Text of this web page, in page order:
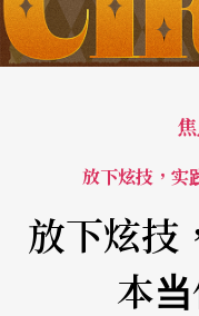
放下炫技，
放下炫
本